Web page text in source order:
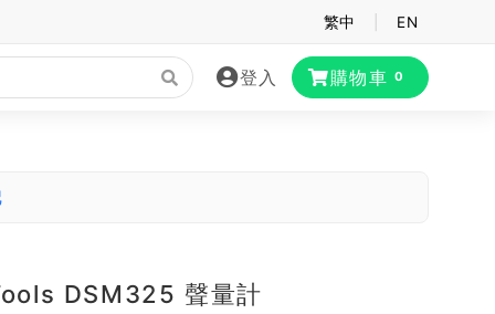
繁中 EN
登入 購物車 0
DSM325 聲量計